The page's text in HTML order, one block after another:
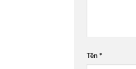
Tên*